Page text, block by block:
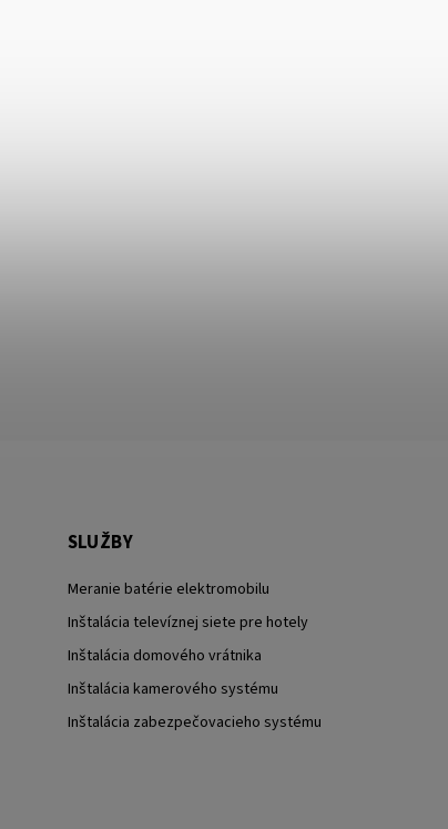
SLUŽBY
Meranie batérie elektromobilu
Inštalácia televíznej siete pre hotely
Inštalácia domového vrátnika
Inštalácia kamerového systému
Inštalácia zabezpečovacieho systému